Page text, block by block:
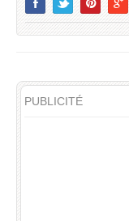
PUBLICITÉ